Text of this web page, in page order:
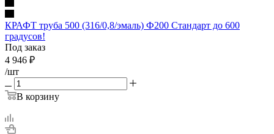
КРАФТ труба 500 (316/0,8/эмаль) Ф200 Стандарт до 600
градусов!
Под заказ
4 946 ₽
/шт
В корзину